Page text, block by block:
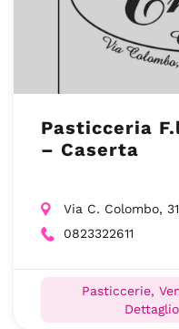
Pasticceria
– Caserta
Via C. Colombo,
0823322611
Pasticcerie,
Dettaglio